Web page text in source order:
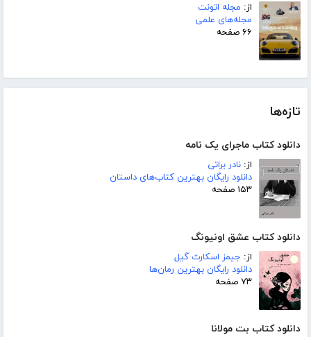
از: مجله اتونت
مجله‌های علمی
۶۶ صفحه
تازه‌ها
دانلود کتاب ماجرای یک نامه
از: نادر براتی
دانلود رایگان بهترین کتاب‌های داستان
۱۵۳ صفحه
دانلود کتاب عشق اونیونگ
از: جیمز اسکارث گیل
دانلود رایگان بهترین رمان‌ها
۷۳ صفحه
دانلود کتاب بت مولانا